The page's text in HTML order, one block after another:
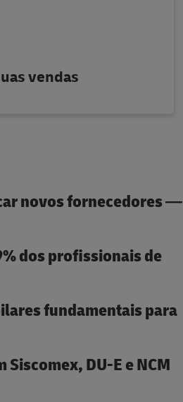
vendas
novos fornecedores —
dos profissionais de
fundamentais para
DU-E e NCM